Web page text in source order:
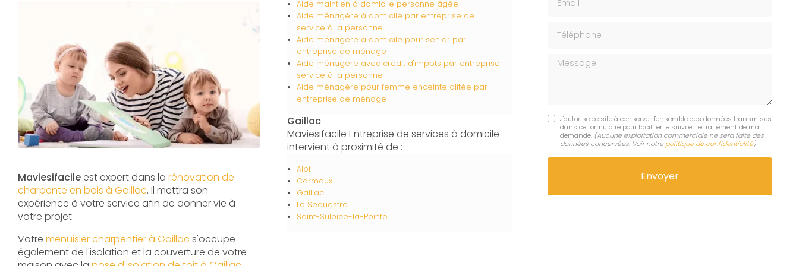
Maviesifacileest expert dans la rénovation de
charpente en bois à Gaillac. Il mettra son
expérience à votre service afin de donner vie à
votre projet.
Votre menuisier charpentier à Gaillac s'occupe
également de l'isolation et la couverture de votre
Aide maintien à domicile personne âgée
Aide ménagère à domicile par entreprise de
service à la personne
Aide ménagère à domicile pour senior par
entreprise de ménage
Aide ménagère avec crédit d'impôts par entreprise
service à la personne
Aide ménagère pour femme enceinte alitée par
entreprise de ménage
Gaillac
Maviesifacile Entreprise de services à domicile
intervient à proximité de :
Albi
Carmaux
Gaillac
Le Sequestre
Saint-Sulpice-la-Pointe
Message
J'autorise ce site à conserver l'ensemble des données transmises
dans ce formulaire pour faciliter le suivi et le traitement de ma
demande. (Aucune exploitation commerciale ne sera faite des
données concervées. Voir notre politique de confidentialité)